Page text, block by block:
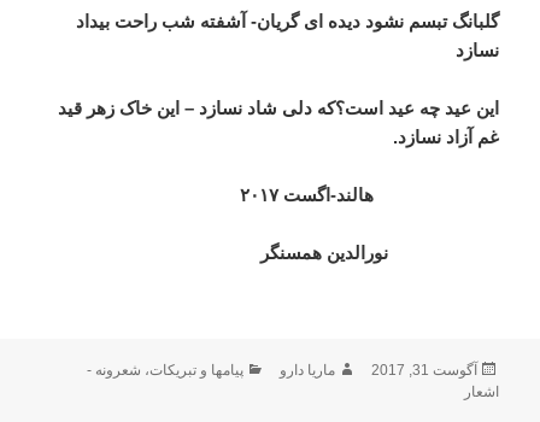
گلبانگ تبسم نشود دیده ای گریان- آشفته شب راحت بیداد
نسازد
این عید چه عید است؟که دلی شاد نسازد – این خاک زهر قید
غم آزاد نسازد.
هالند-اگست ۲۰۱۷
نورالدین همسنگر
ارسال
شده
آگوست 31, 2017 نویسنده
ماریا دارو دسته‌ها
پیامها و تبریکات، شعرونه -
اشعار